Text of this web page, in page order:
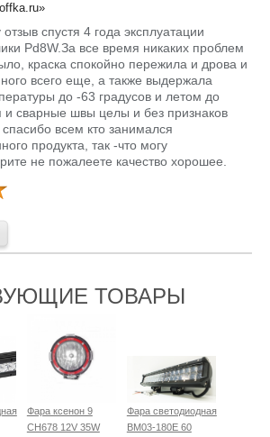
спустя 4 года эксплуатации
Pd8W.За все время никаких проблем
краска спокойно пережила и дрова и
всего еще, а также выдержала
до -63 градусов и летом до
и сварные швы целы и без признаков
всем кто занимался
продукта, так -что могу
не пожалеете качество хорошее.
ТОВАРЫ
Фара ксенон 9
CH678 12V 35W
Фара светодиодная
BM03-180E 60